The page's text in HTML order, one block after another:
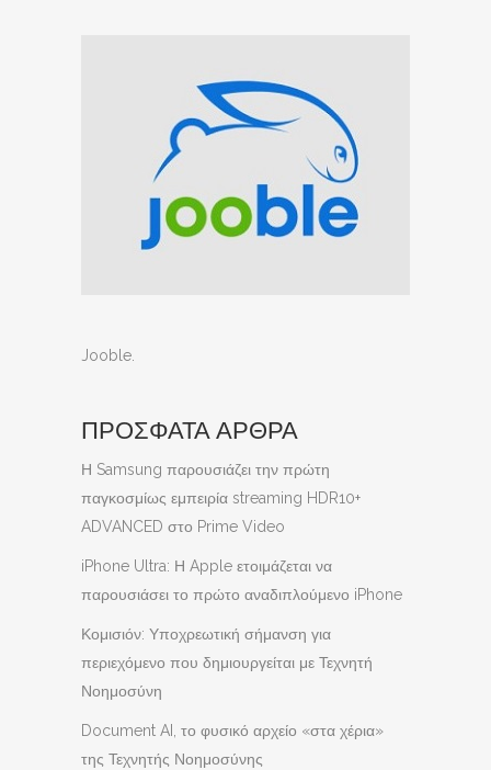
Jooble.
ΠΡΟΣΦΑΤΑ ΑΡΘΡΑ
Η Samsung παρουσιάζει την πρώτη
παγκοσμίως εμπειρία streaming HDR10+
ADVANCED στο Prime Video
iPhone Ultra: Η Apple ετοιμάζεται να
παρουσιάσει το πρώτο αναδιπλούμενο iPhone
Κομισιόν: Υποχρεωτική σήμανση για
περιεχόμενο που δημιουργείται με Τεχνητή
Νοημοσύνη
Document AI, το φυσικό αρχείο «στα χέρια»
της Τεχνητής Νοημοσύνης